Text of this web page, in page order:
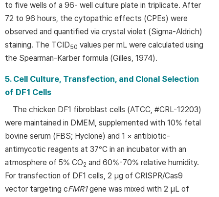
to five wells of a 96- well culture plate in triplicate. After
72 to 96 hours, the cytopathic effects (CPEs) were
observed and quantified via crystal violet (Sigma-Aldrich)
staining. The TCID50 values per mL were calculated using
the Spearman-Karber formula (Gilles, 1974).
5. Cell Culture, Transfection, and Clonal Selection
of DF1 Cells
The chicken DF1 fibroblast cells (ATCC, #CRL-12203)
were maintained in DMEM, supplemented with 10% fetal
bovine serum (FBS; Hyclone) and 1 × antibiotic-
antimycotic reagents at 37°C in an incubator with an
atmosphere of 5% CO2 and 60%-70% relative humidity.
For transfection of DF1 cells, 2 µg of CRISPR/Cas9
vector targeting cFMR1gene was mixed with 2 µL of